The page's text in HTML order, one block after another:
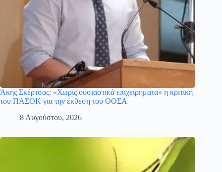
Άκης Σκέρτσος: «Χωρίς ουσιαστικά επιχειρήματα» η κριτική
του ΠΑΣΟΚ για την έκθεση του ΟΟΣΑ
8 Αυγούστου, 2026